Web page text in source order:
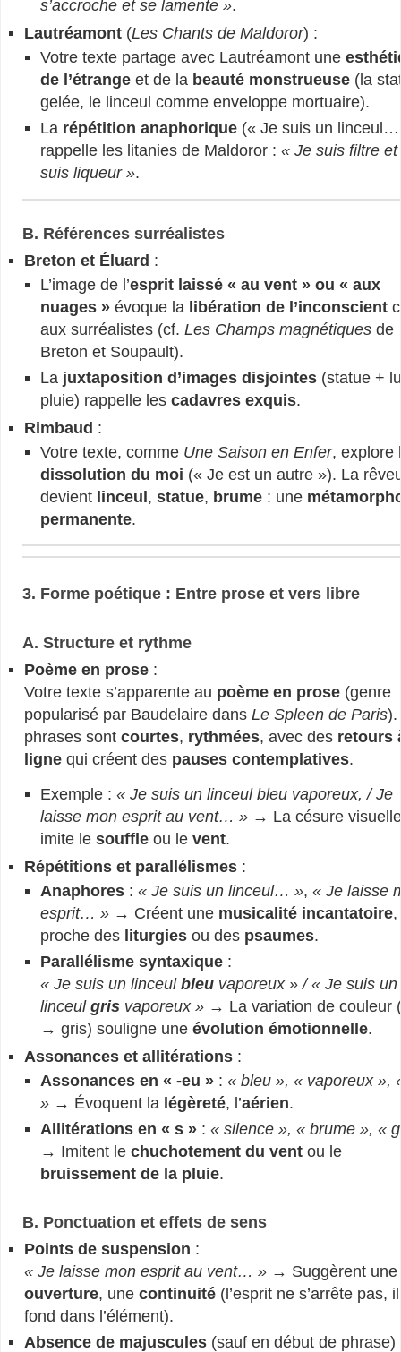
s’accroche et se lamente ».
Lautréamont(Les Chants de Maldoror) :
Votre texte partage avec Lautréamont une
de l’étrangeet de la beauté monstrueuse(la
gelée, le linceul comme enveloppe mortuaire).
La répétition anaphorique(« Je suis un linceul…
rappelle les litanies de Maldoror : « Je suis filtre et
suis liqueur ».
B. Références surréalistes
Breton et Éluard :
L’image de l’esprit laissé « au vent » ou « aux
nuages »évoque la libération de l’inconscient
aux surréalistes (cf. Les Champs magnétiquesde
Breton et Soupault).
La juxtaposition d’images disjointes(statue +
pluie) rappelle les cadavres exquis.
Rimbaud :
Votre texte, comme Une Saison en Enfer, explore
dissolution du moi (« Je est un autre »). La
devient linceul, statue, brume: une
permanente.
3. Forme poétique : Entre prose et vers libre
A. Structure et rythme
Poème en prose:
Votre texte s’apparente au poème en prose(genre
popularisé par Baudelaire dans Le Spleen de Paris).
phrases sont courtes, rythmées, avec des retours
lignequi créent des pauses contemplatives.
Exemple : « Je suis un linceul bleu vaporeux, / Je
laisse mon esprit au vent… »→ La césure visuelle
imite le souffleou le vent.
Répétitions et parallélismes:
Anaphores: « Je suis un linceul… », « Je laisse
esprit… »→ Créent une musicalité incantatoire,
proche des liturgiesou des psaumes.
Parallélisme syntaxique:
« Je suis un linceul bleuvaporeux » / « Je suis un
linceul grisvaporeux »→ La variation de couleur
→ gris) souligne une évolution émotionnelle.
Assonances et allitérations:
Assonances en « -eu »: « bleu », « vaporeux »,
»→ Évoquent la légèreté, l’aérien.
Allitérations en « s »: « silence », « brume », «
→ Imitent le chuchotement du ventou le
bruissement de la pluie.
B. Ponctuation et effets de sens
Points de suspension :
« Je laisse mon esprit au vent… »→ Suggèrent une
ouverture, une continuité(l’esprit ne s’arrête pas,
fond dans l’élément).
Absence de majuscules(sauf en début de phrase)